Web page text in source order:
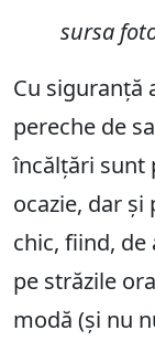
sursa
Cu siguranță
pereche de
încălțări sunt
ocazie, dar
chic, fiind,
pe străzile
modă (și nu